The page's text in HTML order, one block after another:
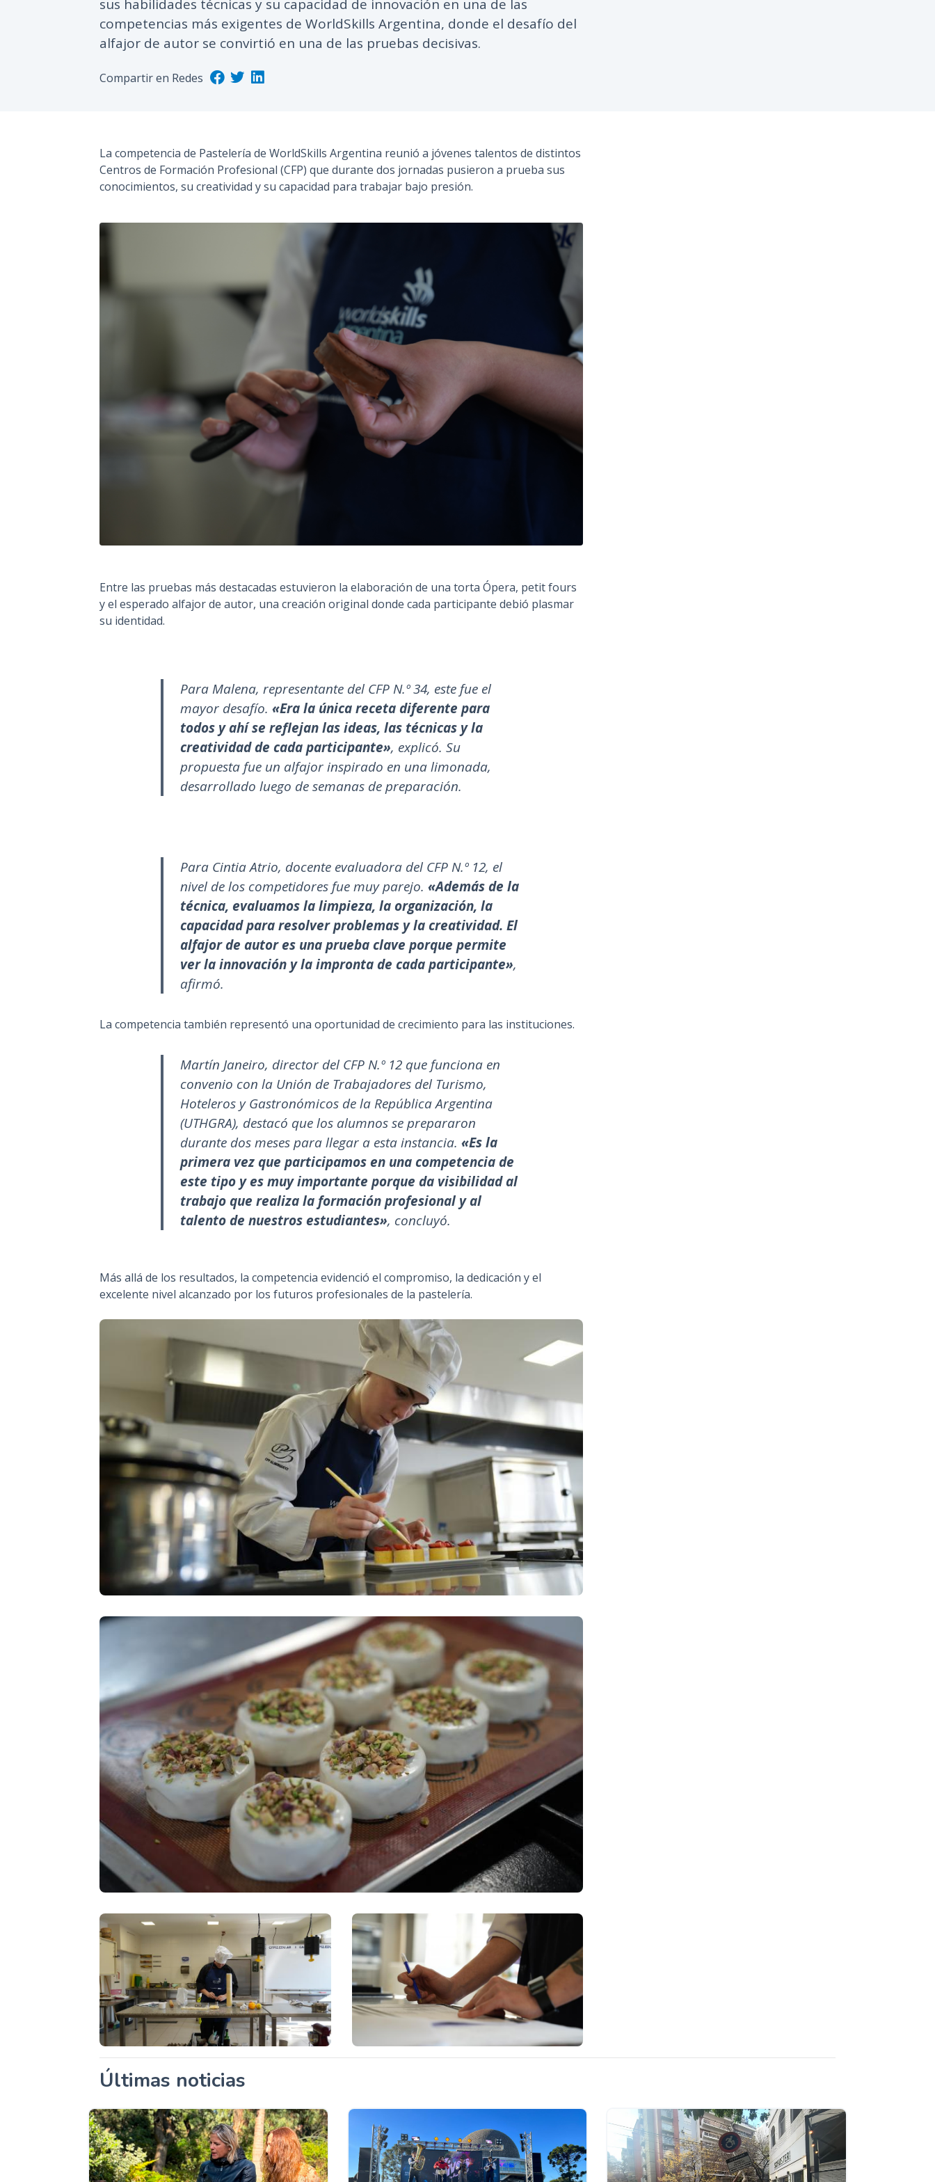
c
i
sus habilidades técnicas y su capacidad de innovación en una de las
competencias más exigentes de WorldSkills Argentina, donde el desafío del
alfajor de autor se convirtió en una de las pruebas decisivas.
Compartir en Redes
La competencia de Pastelería de WorldSkills Argentina reunió a jóvenes talentos de distintos
Centros de Formación Profesional (CFP) que durante dos jornadas pusieron a prueba sus
conocimientos, su creatividad y su capacidad para trabajar bajo presión.
Entre las pruebas más destacadas estuvieron la elaboración de una torta Ópera, petit fours
y el esperado alfajor de autor, una creación original donde cada participante debió plasmar
su identidad.
Para Malena, representante del CFP N.º 34, este fue el
mayor desafío. «Era la única receta diferente para
todos y ahí se reflejan las ideas, las técnicas y la
creatividad de cada participante», explicó. Su
propuesta fue un alfajor inspirado en una limonada,
desarrollado luego de semanas de preparación.
Para Cintia Atrio, docente evaluadora del CFP N.º 12, el
nivel de los competidores fue muy parejo. «Además de la
técnica, evaluamos la limpieza, la organización, la
capacidad para resolver problemas y la creatividad. El
alfajor de autor es una prueba clave porque permite
ver la innovación y la impronta de cada participante»,
afirmó.
La competencia también representó una oportunidad de crecimiento para las instituciones.
Martín Janeiro, director del CFP N.º 12 que funciona en
convenio con la Unión de Trabajadores del Turismo,
Hoteleros y Gastronómicos de la República Argentina
(UTHGRA), destacó que los alumnos se prepararon
durante dos meses para llegar a esta instancia. «Es la
primera vez que participamos en una competencia de
este tipo y es muy importante porque da visibilidad al
trabajo que realiza la formación profesional y al
talento de nuestros estudiantes», concluyó.
Más allá de los resultados, la competencia evidenció el compromiso, la dedicación y el
excelente nivel alcanzado por los futuros profesionales de la pastelería.
Últimas noticias